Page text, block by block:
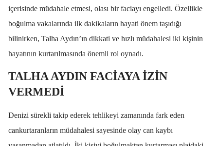
içerisinde müdahale etmesi, olası bir faciayı engelledi. Özellikle
boğulma vakalarında ilk dakikaların hayati önem taşıdığı
bilinirken, Talha Aydın’ın dikkati ve hızlı müdahalesi iki kişinin
hayatının kurtarılmasında önemli rol oynadı.
TALHA AYDIN FACİAYA İZİN
VERMEDİ
Denizi sürekli takip ederek tehlikeyi zamanında fark eden
cankurtaranların müdahalesi sayesinde olay can kaybı